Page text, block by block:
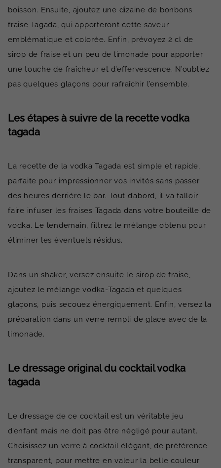
boisson. Ensuite, ajoutez une dizaine de bonbons
fraise Tagada, qui apporteront cette saveur
emblématique et colorée. Enfin, prévoyez 2 cl de
sirop de fraise et un peu de limonade pour apporter
une touche de fraîcheur et d’effervescence. N’oubliez
pas quelques glaçons pour rafraîchir l’ensemble.
Les étapes à suivre de la recette vodka
tagada
La recette de la vodka Tagada est simple et rapide,
parfaite pour impressionner vos invités sans passer
des heures derrière le bar. Tout d’abord, il va falloir
faire infuser les fraises Tagada dans votre bouteille de
vodka. Le lendemain, filtrez le mélange obtenu pour
éliminer les éventuels résidus.
Dans un shaker, versez ensuite le sirop de fraise,
ajoutez le mélange vodka-Tagada et quelques
glaçons, puis secouez énergiquement. Enfin, versez la
préparation dans un verre rempli de glace avec de la
limonade.
Le dressage original du cocktail vodka
tagada
Le dressage de ce cocktail est un véritable jeu
d’enfant mais ne doit pas être négligé pour autant.
Choisissez un verre à cocktail élégant, de préférence
transparent, pour mettre en valeur la belle couleur